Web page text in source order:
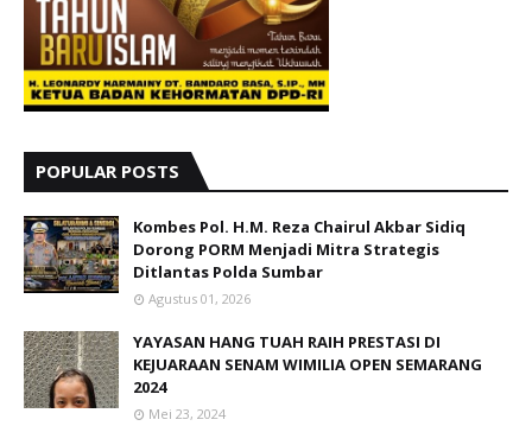
POPULAR POSTS
Kombes Pol. H.M. Reza Chairul Akbar Sidiq
Dorong PORM Menjadi Mitra Strategis
Ditlantas Polda Sumbar
Agustus 01, 2026
YAYASAN HANG TUAH RAIH PRESTASI DI
KEJUARAAN SENAM WIMILIA OPEN SEMARANG
2024
Mei 23, 2024